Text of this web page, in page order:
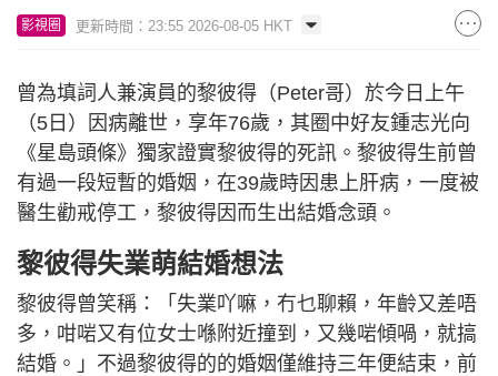
影視圈 更新時間：23:55 2026-08-05 HKT
曾為填詞人兼演員的黎彼得（Peter哥）於今日上午
（5日）因病離世，享年76歲，其圈中好友鍾志光向
《星島頭條》獨家證實黎彼得的死訊。黎彼得生前曾
有過一段短暫的婚姻，在39歲時因患上肝病，一度被
醫生勸戒停工，黎彼得因而生出結婚念頭。
黎彼得失業萌結婚想法
黎彼得曾笑稱：「失業吖嘛，冇乜聊賴，年齡又差唔
多，咁啱又有位女士喺附近撞到，又幾啱傾喎，就搞
結婚。」不過黎彼得的的婚姻僅維持三年便結束，前